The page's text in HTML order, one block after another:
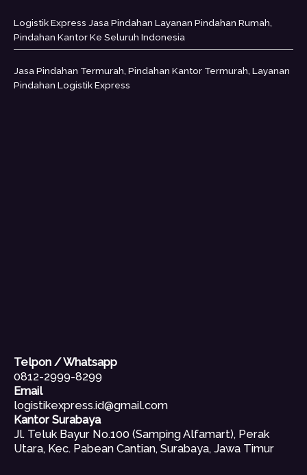
Logistik Express Jasa Pindahan Layanan Pindahan Rumah,
Pindahan Kantor Ke Seluruh Indonesia
Jasa Pindahan Termurah, Pindahan Kantor Termurah, Layanan
Pindahan Logistik Express
Telpon / Whatsapp
0812-2999-8299
Email
logistikexpress.id@gmail.com
Kantor Surabaya
Jl. Teluk Bayur No.100 (Samping Alfamart), Perak
Utara, Kec. Pabean Cantian, Surabaya, Jawa Timur